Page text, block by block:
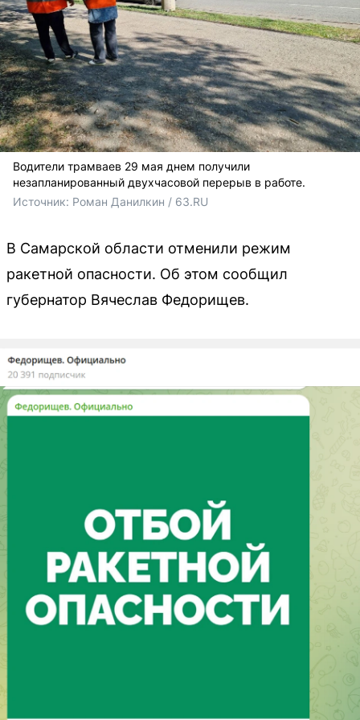
Водители трамваев 29 мая днем получили
незапланированный двухчасовой перерыв в работе.
Источник: Роман Данилкин / 63.RU
В Самарской области отменили режим
ракетной опасности. Об этом сообщил
губернатор Вячеслав Федорищев.